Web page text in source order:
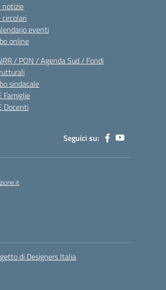
notizie
circolari
eventi
online
/ PON / Agenda Sud / Fondi
sindacale
Famiglie
Docenti
Seguici su:
di Designers Italia